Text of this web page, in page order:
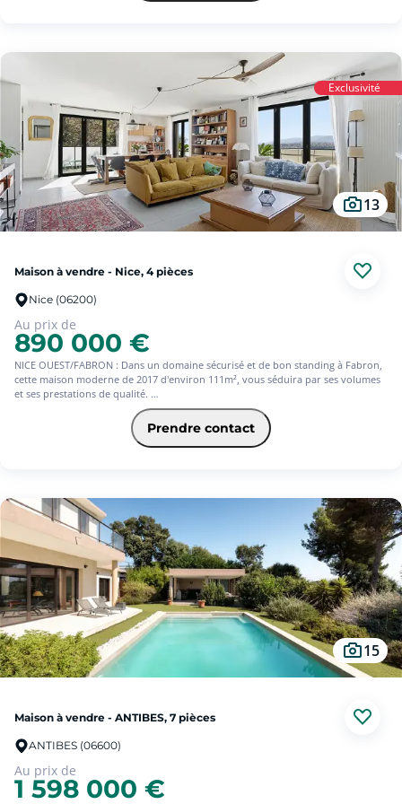
Des travaux sont à prévoir. Une partie de la maison est en DPE G et une autre
Pour plus d'informations ou pour programmer une visite merci de contacter
Marie RUDIO 06-46-85-16-10 ou marie.rudio@squarehabitat.fr.
Exclusivité
13
Maison à vendre - Nice, 4 pièces
Nice (06200)
Au prix de
890 000 €
NICE OUEST/FABRON : Dans un domaine sécurisé et de bon standing à Fabron,
cette maison moderne de 2017 d'environ 111m², vous séduira par ses volumes
et ses prestations de qualité.
L'espace de vie est composé d'une entrée avec placard, d'un séjour lumineux de
plus de 51 m² avec cuisine américaine parfaitement équipée et aménagée ainsi
qu'un WC invité. La pièce à vivre est prolongée par une terrasse au Sud et une
buanderie.
Un sous-sol de plus de 50m² est composé de 2 pièces de plus de 20m² chacune
ainsi qu'une salle d'eau avec WC. Cet espace vous permet d'envisager de
nombreuses possibilités d'aménagement : chambre d'amis, salle de jeux, salle
de sport,...
A l'extérieur, vous serez séduits par les nombreuses terrasses, par le jardin
privatif de plus de 100m² avec possibilité d'installer une petite piscine, ainsi que
par le toit-terrasse avec vue panoramique sur les collines et le Baou de St
Jeannet.
Un grand garage avec rangements et accès direct à la maison complète
parfaitement ce bien rare sur le marché.
Possibilité d'acquérir 1 garage et 1 place de stationnement en sus.
Prendre contact
15
Maison à vendre - ANTIBES, 7 pièces
ANTIBES (06600)
Au prix de
1 598 000 €